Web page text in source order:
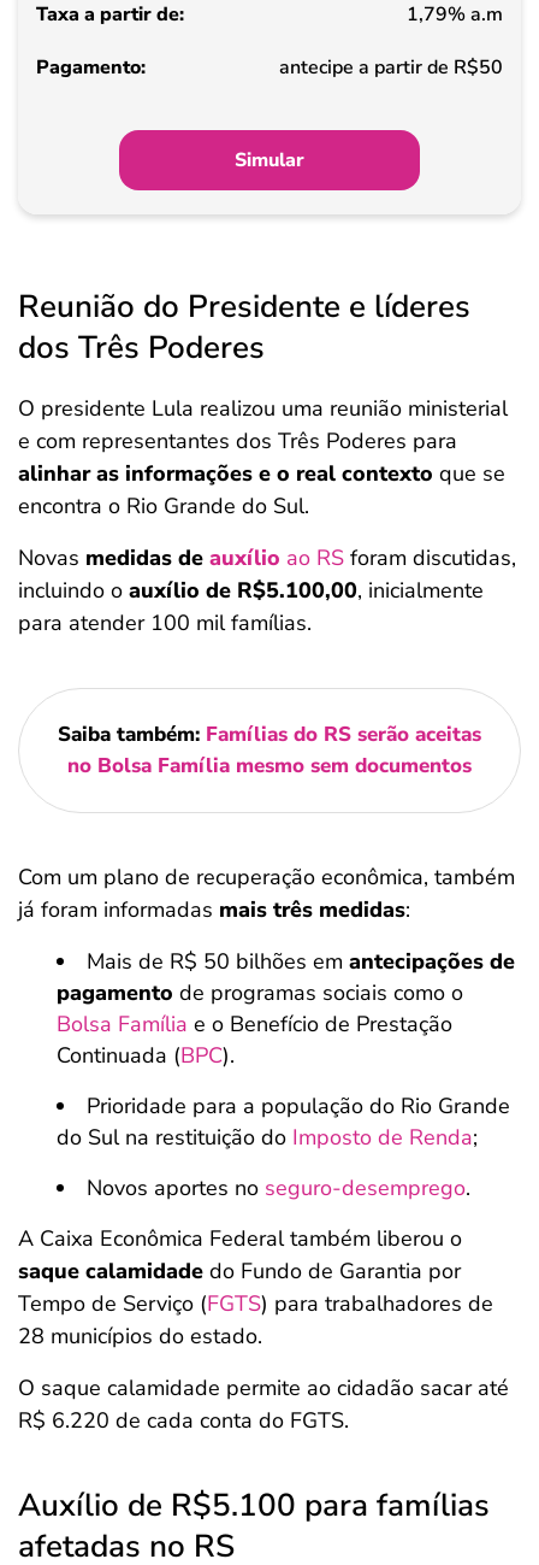
Pagamento
1,79% a.m
antecipe a partir de R$50
Simular
Reunião do Presidente e líderes
dos Três Poderes
O presidente Lula realizou uma reunião ministerial
e com representantes dos Três Poderes para
alinhar as informações e o real contexto que se
encontra o Rio Grande do Sul.
Novas medidas de auxílio ao RS foram discutidas,
incluindo o auxílio de R$5.100,00, inicialmente
para atender 100 mil famílias.
Saiba também: Famílias do RS serão aceitas
no Bolsa Família mesmo sem documentos
Com um plano de recuperação econômica, também
já foram informadas mais três medidas:
Mais de R$ 50 bilhões em antecipações de
pagamento de programas sociais como o
Bolsa Família e o Benefício de Prestação
Continuada (BPC).
Prioridade para a população do Rio Grande
do Sul na restituição do Imposto de Renda;
Novos aportes no seguro-desemprego.
A Caixa Econômica Federal também liberou o
saque calamidade do Fundo de Garantia por
Tempo de Serviço (FGTS) para trabalhadores de
28 municípios do estado.
O saque calamidade permite ao cidadão sacar até
R$ 6.220 de cada conta do FGTS.
Auxílio de R$5.100 para famílias
afetadas no RS